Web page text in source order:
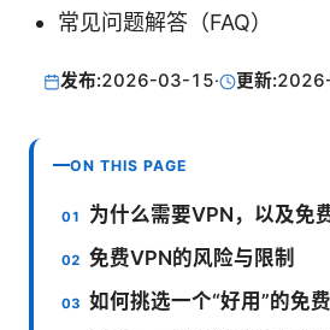
常见问题解答（FAQ）
发布:2026-03-15· 更新:
ON THIS PAGE
为什么需要VPN，以及免
免费VPN的风险与限制
如何挑选一个“好用”的免